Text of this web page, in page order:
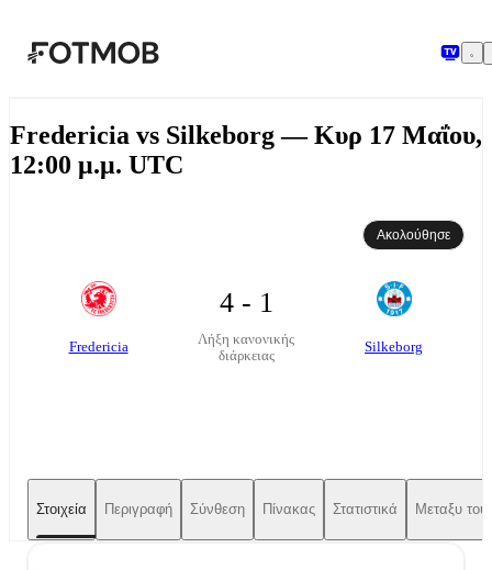
Fredericia vs Silkeborg — Κυρ 17 Μαΐου,
12:00 μ.μ. UTC
Ακολούθησε
Fredericia
4 - 1
Λήξη κανονικής
διάρκειας
Silkeborg
Στοιχεία Περιγραφή Σύνθεση Πίνακας Στατιστικά Μεταξυ